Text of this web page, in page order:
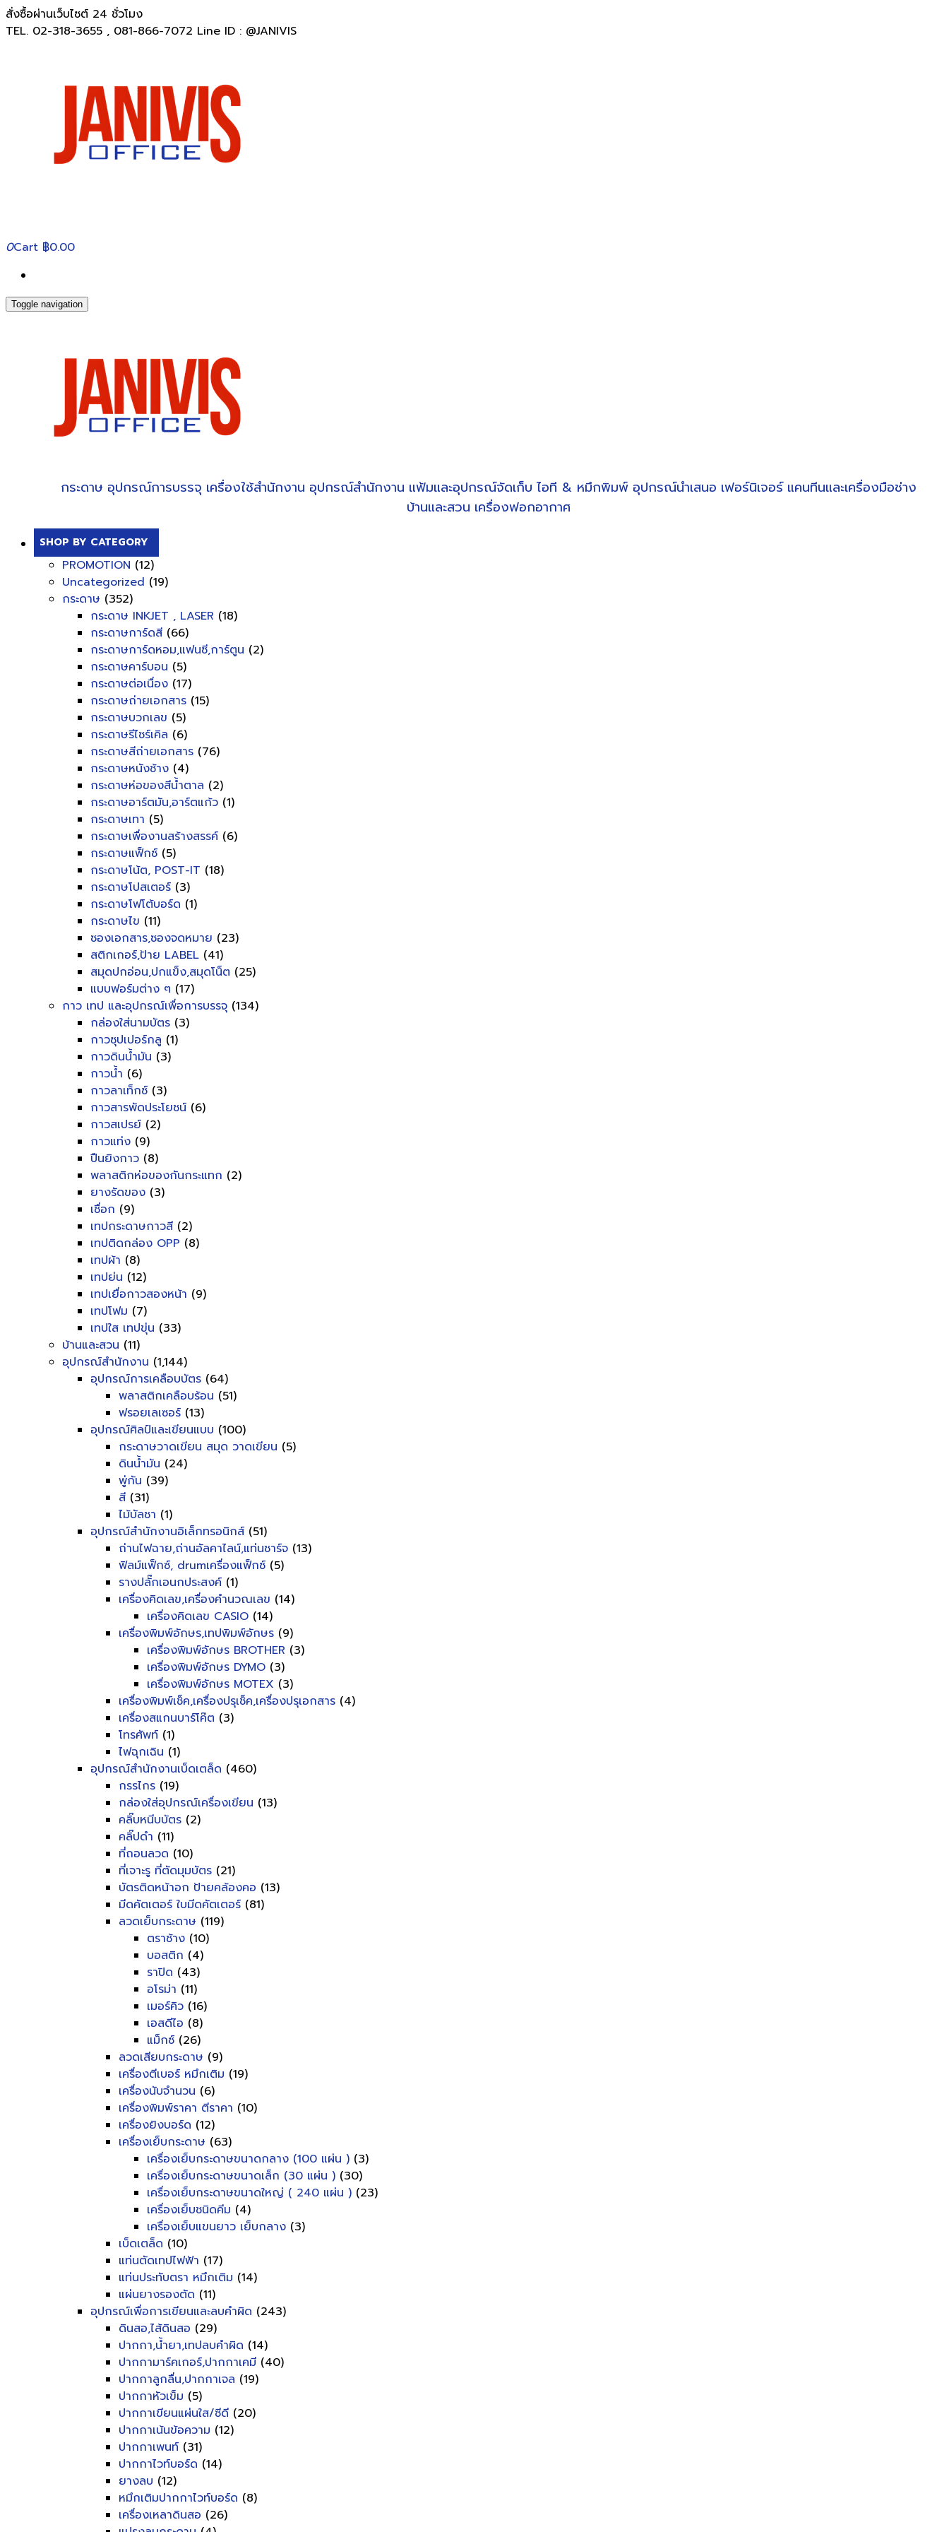
สั่งซื้อผ่านเว็บไซต์ 24 ชั่วโมง
TEL. 02-318-3655 , 081-866-7072 Line ID : @JANIVIS
0Cart ฿0.00
Toggle navigation
กระดาษ อุปกรณ์การบรรจุ เครื่องใช้สำนักงาน อุปกรณ์สำนักงาน แฟ้มและอุปกรณ์จัดเก็บ ไอที & หมึกพิมพ์ อุปกรณ์นำเสนอ เฟอร์นิเจอร์ แคนทีนและเครื่องมือช่าง
บ้านและสวน เครื่องฟอกอากาศ
SHOP BY CATEGORY
PROMOTION (12)
Uncategorized (19)
กระดาษ (352)
กระดาษ INKJET , LASER (18)
กระดาษการ์ดสี (66)
กระดาษการ์ดหอม,แฟนซี,การ์ตูน (2)
กระดาษคาร์บอน (5)
กระดาษต่อเนื่อง (17)
กระดาษถ่ายเอกสาร (15)
กระดาษบวกเลข (5)
กระดาษรีไซร์เคิล (6)
กระดาษสีถ่ายเอกสาร (76)
กระดาษหนังช้าง (4)
กระดาษห่อของสีน้ำตาล (2)
กระดาษอาร์ตมัน,อาร์ตแก้ว (1)
กระดาษเทา (5)
กระดาษเพื่องานสร้างสรรค์ (6)
กระดาษแฟ็กซ์ (5)
กระดาษโน้ต, POST-IT (18)
กระดาษโปสเตอร์ (3)
กระดาษโฟโต้บอร์ด (1)
กระดาษไข (11)
ซองเอกสาร,ซองจดหมาย (23)
สติกเกอร์,ป้าย LABEL (41)
สมุดปกอ่อน,ปกแข็ง,สมุดโน็ต (25)
แบบฟอร์มต่าง ๆ (17)
กาว เทป และอุปกรณ์เพื่อการบรรจุ (134)
กล่องใส่นามบัตร (3)
กาวซุปเปอร์กลู (1)
กาวดินน้ำมัน (3)
กาวน้ำ (6)
กาวลาเท็กซ์ (3)
กาวสารพัดประโยชน์ (6)
กาวสเปรย์ (2)
กาวแท่ง (9)
ปืนยิงกาว (8)
พลาสติกห่อของกันกระแทก (2)
ยางรัดของ (3)
เชื่อก (9)
เทปกระดาษกาวสี (2)
เทปติดกล่อง OPP (8)
เทปผ้า (8)
เทปย่น (12)
เทปเยื่อกาวสองหน้า (9)
เทปโฟม (7)
เทปใส เทปขุ่น (33)
บ้านและสวน (11)
อุปกรณ์สำนักงาน (1,144)
อุปกรณ์การเคลือบบัตร (64)
พลาสติกเคลือบร้อน (51)
ฟรอยเลเซอร์ (13)
อุปกรณ์ศิลป์และเขียนแบบ (100)
กระดาษวาดเขียน สมุด วาดเขียน (5)
ดินน้ำมัน (24)
พู่กัน (39)
สี (31)
ไม้บัลชา (1)
อุปกรณ์สำนักงานอิเล็กทรอนิกส์ (51)
ถ่านไฟฉาย,ถ่านอัลคาไลน์,แท่นชาร์จ (13)
ฟิลม์แฟ็กซ์, drumเครื่องแฟ็กซ์ (5)
รางปลั๊กเอนกประสงค์ (1)
เครื่องคิดเลข,เครื่องคำนวณเลข (14)
เครื่องคิดเลข CASIO (14)
เครื่องพิมพ์อักษร,เทปพิมพ์อักษร (9)
เครื่องพิมพ์อักษร BROTHER (3)
เครื่องพิมพ์อักษร DYMO (3)
เครื่องพิมพ์อักษร MOTEX (3)
เครื่องพิมพ์เช็ค,เครื่องปรุเช็ค,เครื่องปรุเอกสาร (4)
เครื่องสแกนบาร์โค๊ต (3)
โทรศัพท์ (1)
ไฟฉุกเฉิน (1)
อุปกรณ์สำนักงานเบ็ดเตล็ด (460)
กรรไกร (19)
กล่องใส่อุปกรณ์เครื่องเขียน (13)
คลิ๊บหนีบบัตร (2)
คลิ๊ปดำ (11)
ที่ถอนลวด (10)
ที่เจาะรู ที่ตัดมุมบัตร (21)
บัตรติดหน้าอก ป้ายคล้องคอ (13)
มีดคัตเตอร์ ใบมีดคัตเตอร์ (81)
ลวดเย็บกระดาษ (119)
ตราช้าง (10)
บอสติก (4)
ราปิด (43)
อโรม่า (11)
เมอร์คิว (16)
เอสดีไอ (8)
แม็กซ์ (26)
ลวดเสียบกระดาษ (9)
เครื่องตีเบอร์ หมึกเติม (19)
เครื่องนับจำนวน (6)
เครื่องพิมพ์ราคา ตีราคา (10)
เครื่องยิงบอร์ด (12)
เครื่องเย็บกระดาษ (63)
เครื่องเย็บกระดาษขนาดกลาง (100 แผ่น ) (3)
เครื่องเย็บกระดาษขนาดเล็ก (30 แผ่น ) (30)
เครื่องเย็บกระดาษขนาดใหญ่ ( 240 แผ่น ) (23)
เครื่องเย็บชนิดคีม (4)
เครื่องเย็บแขนยาว เย็บกลาง (3)
เบ็ดเตล็ด (10)
แท่นตัดเทปไฟฟ้า (17)
แท่นประทับตรา หมึกเติม (14)
แผ่นยางรองตัด (11)
อุปกรณ์เพื่อการเขียนและลบคำผิด (243)
ดินสอ,ไส้ดินสอ (29)
ปากกา,น้ำยา,เทปลบคำผิด (14)
ปากกามาร์คเกอร์,ปากกาเคมี (40)
ปากกาลูกลื่น,ปากกาเจล (19)
ปากกาหัวเข็ม (5)
ปากกาเขียนแผ่นใส/ซีดี (20)
ปากกาเน้นข้อความ (12)
ปากกาเพนท์ (31)
ปากกาไวท์บอร์ด (14)
ยางลบ (12)
หมึกเติมปากกาไวท์บอร์ด (8)
เครื่องเหลาดินสอ (26)